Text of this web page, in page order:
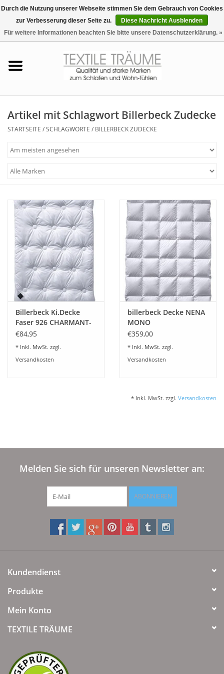
0 Artikel - €0,00
Tag & Nachtwäsche
Haus-Bademäntel
Plaids, Decken, Kissen
Mode & Accessoires
Edles aus Cashmere
Tisch & Küche
Kinder
Vertrag widerrufen
Tel.0049(0)7322-919376
Blog-Aktuelles
Marken
Artikel mit Schlagwort Billerbeck Zudecke
STARTSEITE /SCHLAGWORTE / BILLERBECK ZUDECKE
Billerbeck Ki.Decke
Faser 926 CHARMANT-
Superlight
€84,95
* Inkl. MwSt. zzgl.
Versandkosten
billerbeck Decke NENA
MONO
€359,00
* Inkl. MwSt. zzgl.
Versandkosten
* Inkl. MwSt. zzgl. Versandkosten
Melden Sie sich für unseren Newsletter an:
ABONNIEREN
Kundendienst
Produkte
Mein Konto
TEXTILE TRÄUME
Durch die Nutzung unserer Webseite stimmen Sie dem Gebrauch von Cookies
zur Verbesserung dieser Seite zu.
Diese Nachricht Ausblenden
Für weitere Informationen beachten Sie bitte unsere Datenschutzerklärung. »